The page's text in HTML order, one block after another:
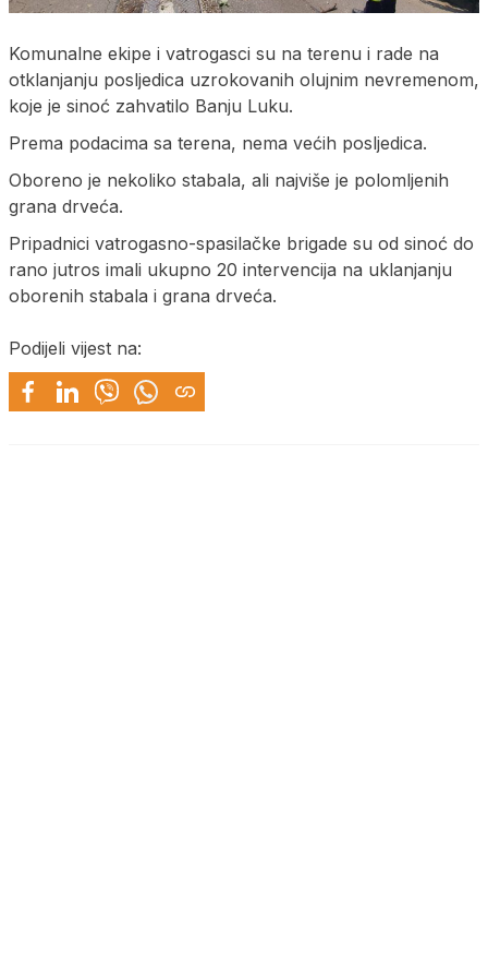
Komunalne ekipe i vatrogasci su na terenu i rade na
otklanjanju posljedica uzrokovanih olujnim nevremenom,
koje je sinoć zahvatilo Banju Luku.
Prema podacima sa terena, nema većih posljedica.
Oboreno je nekoliko stabala, ali najviše je polomljenih
grana drveća.
Pripadnici vatrogasno-spasilačke brigade su od sinoć do
rano jutros imali ukupno 20 intervencija na uklanjanju
oborenih stabala i grana drveća.
Podijeli vijest na: